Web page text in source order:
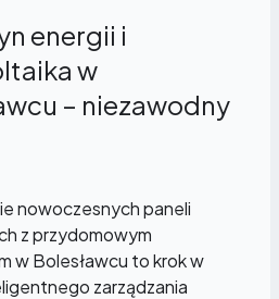
energii i
w
– niezawodny
nowoczesnych paneli
z przydomowym
w Bolesławcu to krok w
zarządzania